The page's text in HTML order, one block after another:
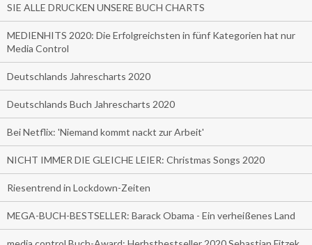
SIE ALLE DRUCKEN UNSERE BUCH CHARTS
MEDIENHITS 2020: Die Erfolgreichsten in fünf Kategorien hat nur
Media Control
Deutschlands Jahrescharts 2020
Deutschlands Buch Jahrescharts 2020
Bei Netflix: 'Niemand kommt nackt zur Arbeit'
NICHT IMMER DIE GLEICHE LEIER: Christmas Songs 2020
Riesentrend in Lockdown-Zeiten
MEGA-BUCH-BESTSELLER: Barack Obama - Ein verheißenes Land